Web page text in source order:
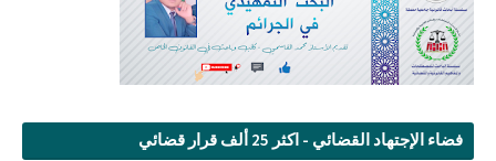
فضاء الإجتهاد القضائي - اكثر 25 ألف قرار قضائي